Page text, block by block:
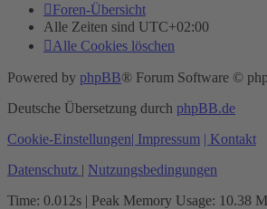
Foren-Übersicht
Alle Zeiten sind UTC+02:00
Alle Cookies löschen
Powered by phpBB® Forum Software ©
Deutsche Übersetzung durch phpBB.de
Cookie-Einstellungen| Impressum | Kontakt
Datenschutz | Nutzungsbedingungen
Time: 0.012s | Peak Memory Usage: 10.38